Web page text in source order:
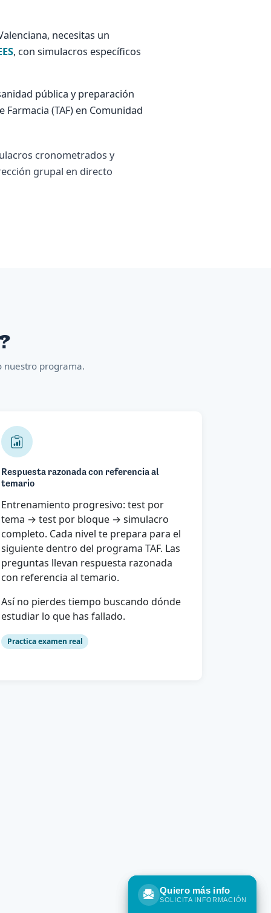
Quiero más info
SOLICITA INFORMACIÓN
necesitas un
, con simulacros específicos
pública y preparación
(TAF) en Comunidad
cronometrados y
grupal en directo
nuestro programa.
Respuesta razonada con referencia al
temario
Entrenamiento progresivo: test por
tema → test por bloque → simulacro
completo. Cada nivel te prepara para el
siguiente dentro del programa TAF. Las
preguntas llevan respuesta razonada
con referencia al temario.
Así no pierdes tiempo buscando dónde
estudiar lo que has fallado.
Practica examen real
Quiero más info
SOLICITA INFORMACIÓN